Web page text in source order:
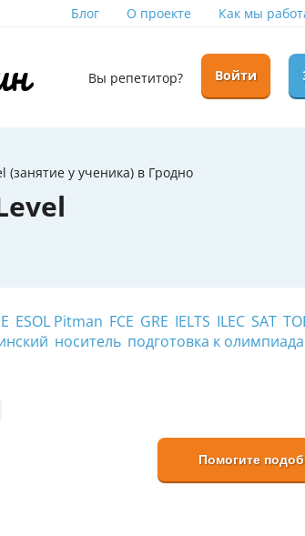
Блог О проекте Как мы
Вы репетитор? Войти
(занятие у ученика) в Гродно
ESOL Pitman FCE GRE IELTS ILEC SAT
носитель подготовка к
Помогите